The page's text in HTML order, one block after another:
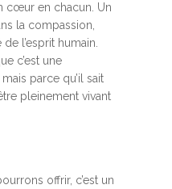
cœur en chacun. Un
la compassion,
l’esprit humain.
c’est une
parce qu’il sait
pleinement vivant
offrir, c’est un